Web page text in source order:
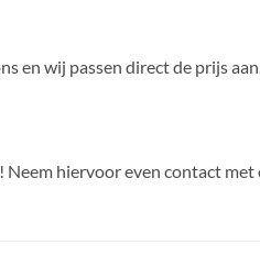
en wij passen direct de prijs
hiervoor even contact met